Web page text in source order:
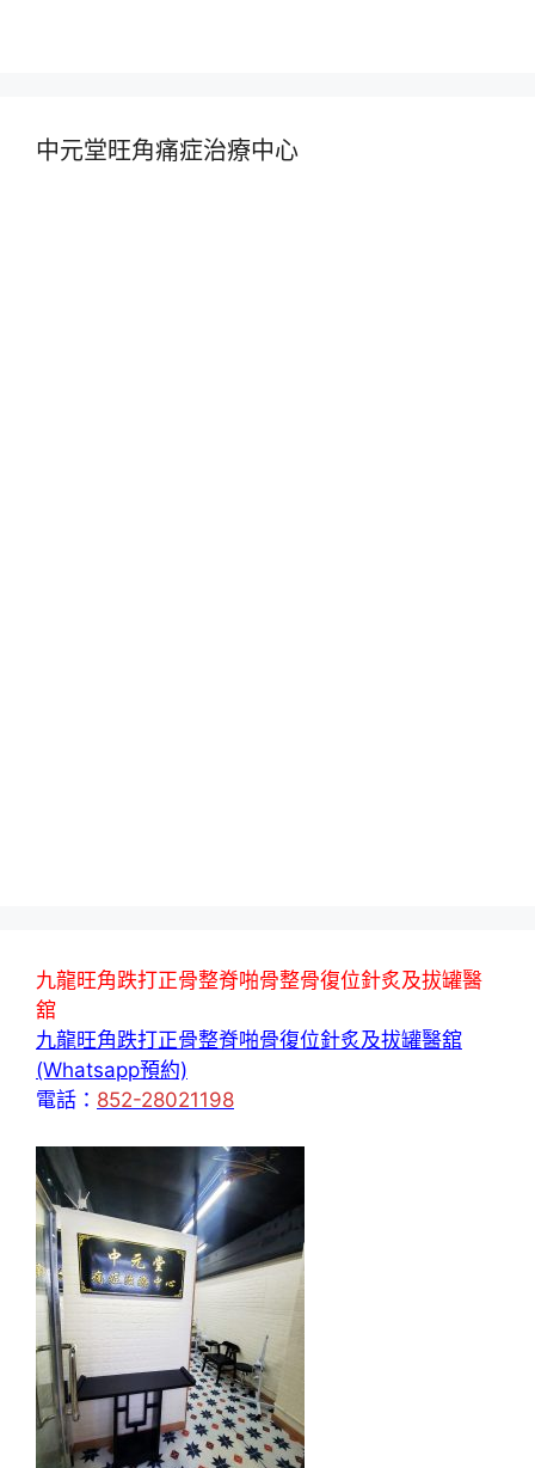
中元堂旺角痛症治療中心
九龍旺角跌打正骨整脊啪骨整骨復位針炙及拔罐醫
舘
九龍旺角跌打正骨整脊啪骨復位針炙及拔罐醫舘
(Whatsapp預約)
電話： 852-28021198